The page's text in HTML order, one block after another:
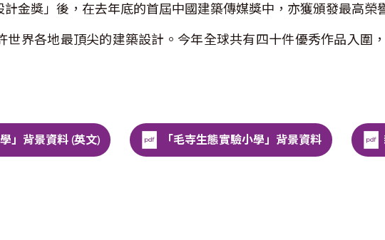
金獎」後，在去年底的首屆中國建築傳媒獎中，亦獲頒發最高榮
世界各地最頂尖的建築設計。今年全球共有四十件優秀作品入圍
」背景資料 (英文) 「毛寺生態實驗小學」背景資料